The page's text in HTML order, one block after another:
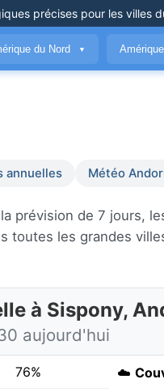
précises pour les villes
du Nord ▼
annuelles Météo
prévision de 7 jours,
toutes les grandes
à Sispony,
aujourd'hui
76% ☁️